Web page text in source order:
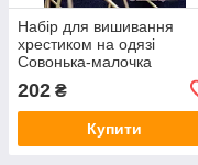
Набір для вишивання
хрестиком на одязі
Совонька-малочка
202 ₴
Купити